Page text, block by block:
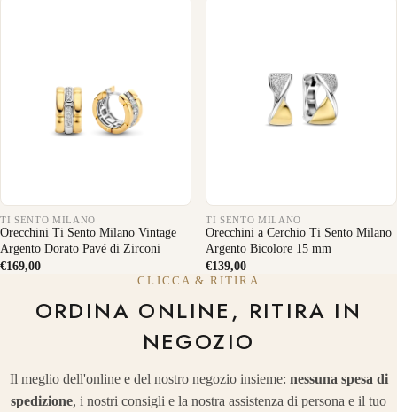
TI SENTO MILANO
Orecchini Ti Sento Milano Vintage
Argento Dorato Pavé di Zirconi
€169,00
TI SENTO MILANO
Orecchini a Cerchio Ti Sento Milano
Argento Bicolore 15 mm
€139,00
CLICCA & RITIRA
ORDINA ONLINE, RITIRA IN
NEGOZIO
Il meglio dell'online e del nostro negozio insieme: nessuna spesa di
spedizione, i nostri consigli e la nostra assistenza di persona e il tuo